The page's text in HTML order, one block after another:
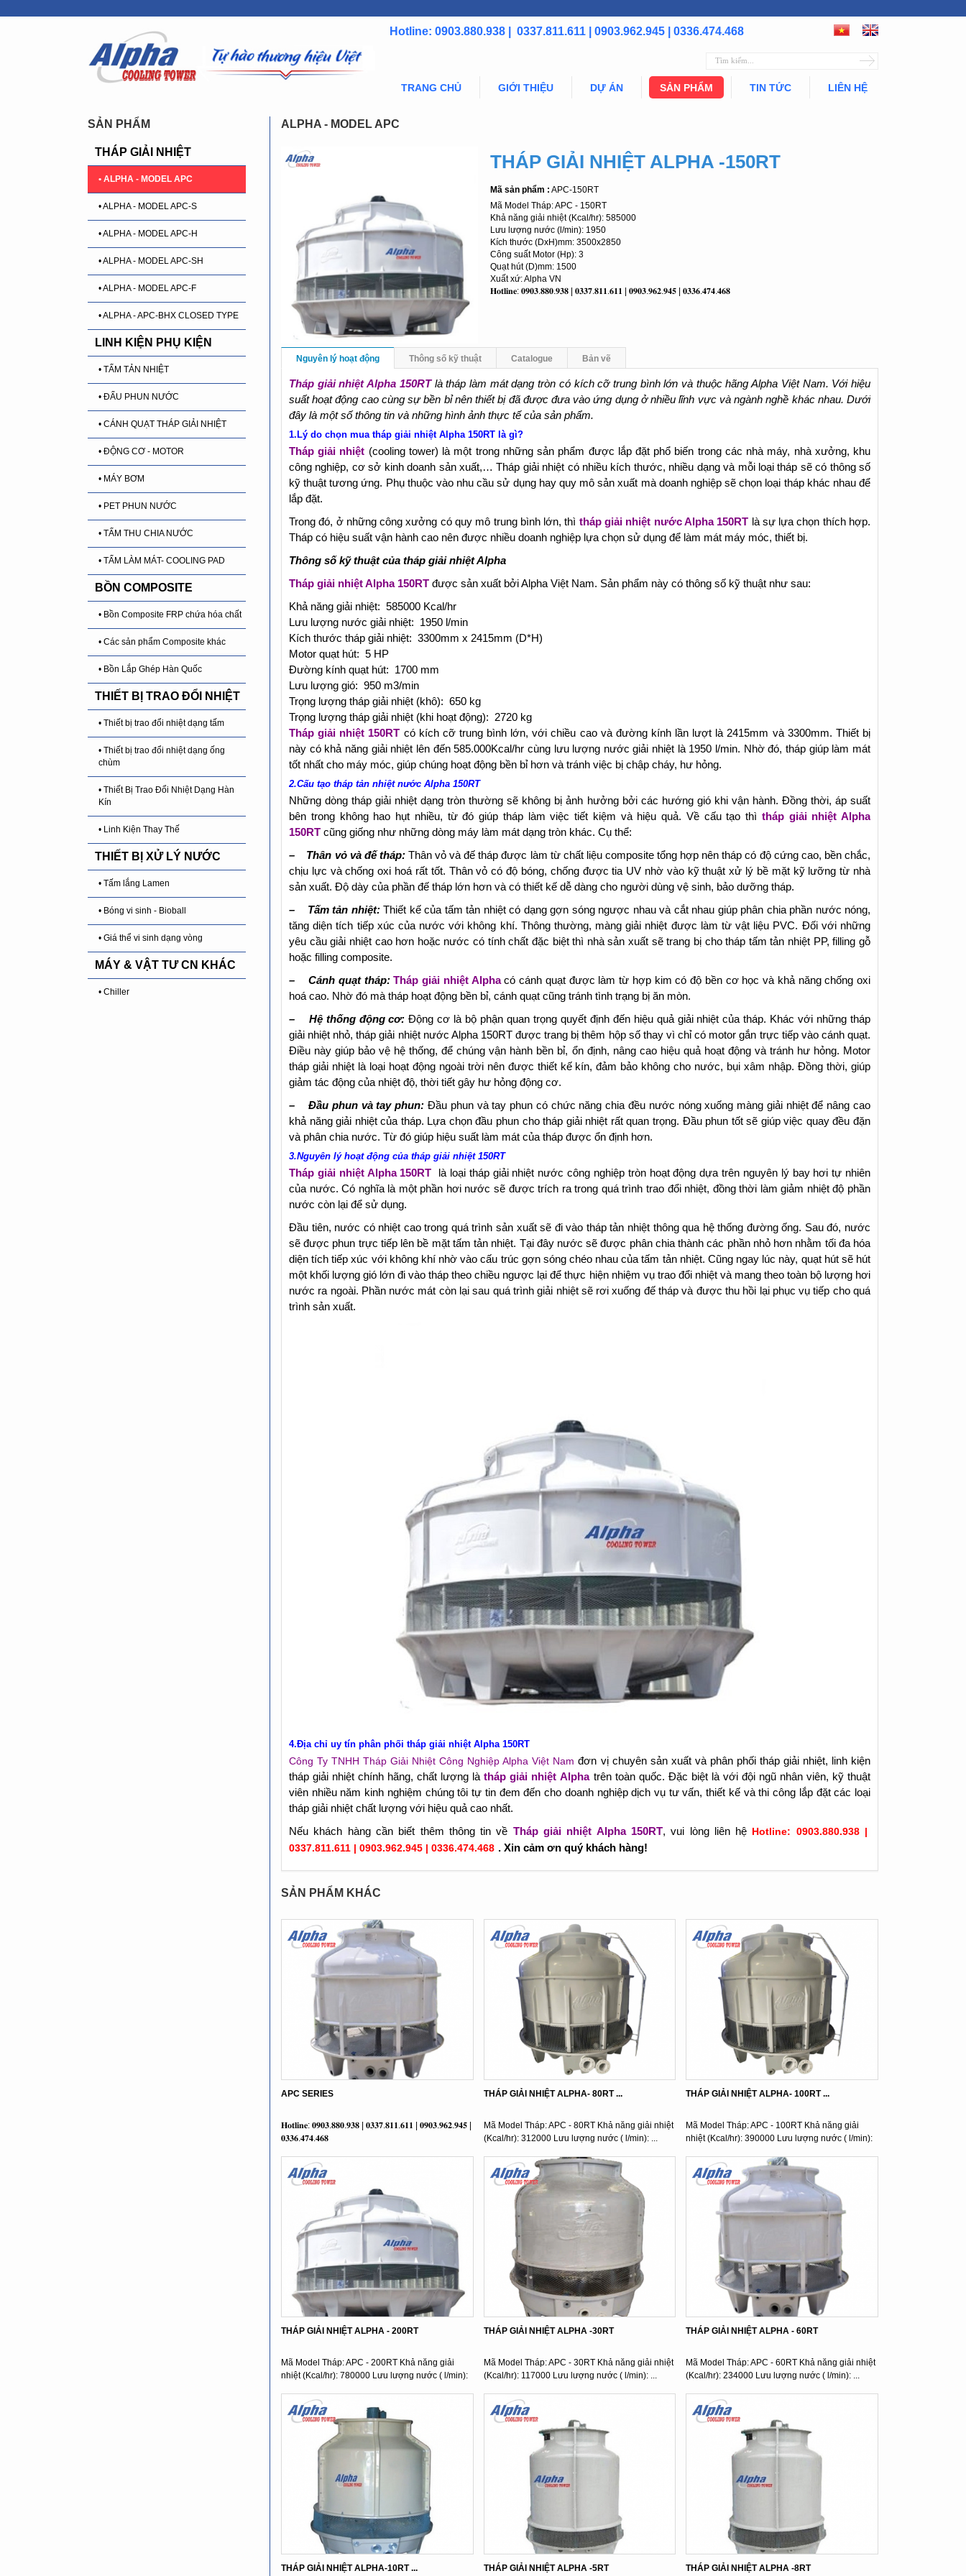
Hotline: 0903.880.938 | 0337.811.611 | 0903.962.945 | 0336.474.468
TRANG CHỦ GIỚI THIỆU DỰ ÁN SẢN PHẨM TIN TỨC LIÊN HỆ
ALPHA - MODEL APC
THÁP GIẢI NHIỆT ALPHA -150RT
Mã sản phẩm : APC-150RT
Mã Model Tháp: APC - 150RT
Khả năng giải nhiệt (Kcal/hr): 585000
Lưu lượng nước (l/min): 1950
Kích thước (DxH)mm: 3500x2850
Công suất Motor (Hp): 3
Quạt hút (D)mm: 1500
Xuất xứ: Alpha VN
𝐇𝐨𝐭𝐥𝐢𝐧𝐞: 𝟎𝟗𝟎𝟑.𝟖𝟖𝟎.𝟗𝟑𝟖 | 𝟎𝟑𝟑𝟕.𝟖𝟏𝟏.𝟔𝟏𝟏 | 𝟎𝟗𝟎𝟑.𝟗𝟔𝟐.𝟗𝟒𝟓 | 𝟎𝟑𝟑𝟔.𝟒𝟕𝟒.𝟒𝟔𝟖
Nguyên lý hoạt động Thông số kỹ thuật Catalogue Bản vẽ
Tháp giải nhiệt Alpha 150RTlà tháp làm mát dạng tròn có kích cỡ trung bình lớn và thuộc hãng Alpha Việt Nam. Với hiệu
suất hoạt động cao cùng sự bền bỉ nên thiết bị đã được đưa vào ứng dụng ở nhiều lĩnh vực và ngành nghề khác nhau. Dưới
đây là một số thông tin và những hình ảnh thực tế của sản phẩm.
1.Lý do chọn mua tháp giải nhiệt Alpha 150RT là gì?
Tháp giải nhiệt (cooling tower) là một trong những sản phẩm được lắp đặt phổ biến trong các nhà máy, nhà xưởng, khu
công nghiệp, cơ sở kinh doanh sản xuất,… Tháp giải nhiệt có nhiều kích thước, nhiều dạng và mỗi loại tháp sẽ có thông số
kỹ thuật tương ứng. Phụ thuộc vào nhu cầu sử dụng hay quy mô sản xuất mà doanh nghiệp sẽ chọn loại tháp khác nhau để
lắp đặt.
Trong đó, ở những công xưởng có quy mô trung bình lớn, thì tháp giải nhiệt nước Alpha 150RT là sự lựa chọn thích hợp.
Tháp có hiệu suất vận hành cao nên được nhiều doanh nghiệp lựa chọn sử dụng để làm mát máy móc, thiết bị.
Thông số kỹ thuật của tháp giải nhiệt Alpha
Tháp giải nhiệt Alpha 150RT được sản xuất bởi Alpha Việt Nam. Sản phẩm này có thông số kỹ thuật như sau:
Khả năng giải nhiệt: 585000 Kcal/hr
Lưu lượng nước giải nhiệt: 1950 l/min
Kích thước tháp giải nhiệt: 3300mm x 2415mm (D*H)
Motor quạt hút: 5 HP
Đường kính quạt hút: 1700 mm
Lưu lượng gió: 950 m3/min
Trọng lượng tháp giải nhiệt (khô): 650 kg
Trọng lượng tháp giải nhiệt (khi hoạt động): 2720 kg
Tháp giải nhiệt 150RT có kích cỡ trung bình lớn, với chiều cao và đường kính lần lượt là 2415mm và 3300mm. Thiết bị
này có khả năng giải nhiệt lên đến 585.000Kcal/hr cùng lưu lượng nước giải nhiệt là 1950 l/min. Nhờ đó, tháp giúp làm mát
tốt nhất cho máy móc, giúp chúng hoạt động bền bỉ hơn và tránh việc bị chập cháy, hư hỏng.​
2.Cấu tạo tháp tản nhiệt nước Alpha 150RT
Những dòng tháp giải nhiệt dạng tròn thường sẽ không bị ảnh hưởng bởi các hướng gió khi vận hành. Đồng thời, áp suất
bên trong không hao hụt nhiều, từ đó giúp tháp làm việc tiết kiệm và hiệu quả. Về cấu tạo thì tháp giải nhiệt Alpha
150RT cũng giống như những dòng máy làm mát dạng tròn khác. Cụ thể:
– Thân vỏ và đế tháp: Thân vỏ và đế tháp được làm từ chất liệu composite tổng hợp nên tháp có độ cứng cao, bền chắc,
chịu lực và chống oxi hoá rất tốt. Thân vỏ có độ bóng, chống được tia UV nhờ vào kỹ thuật xử lý bề mặt kỹ lưỡng từ nhà
sản xuất. Độ dày của phần đế tháp lớn hơn và có thiết kế dễ dàng cho người dùng vệ sinh, bảo dưỡng tháp.
– Tấm tản nhiệt:Thiết kế của tấm tản nhiệt có dạng gợn sóng ngược nhau và cắt nhau giúp phân chia phần nước nóng,
tăng diện tích tiếp xúc của nước với không khí. Thông thường, màng giải nhiệt được làm từ vật liệu PVC. Đối với những
yêu cầu giải nhiệt cao hơn hoặc nước có tính chất đặc biệt thì nhà sản xuất sẽ trang bị cho tháp tấm tản nhiệt PP, filling gỗ
hoặc filling composite.
– Cánh quạt tháp:Tháp giải nhiệt Alphacó cánh quạt được làm từ hợp kim có độ bền cơ học và khả năng chống oxi
hoá cao. Nhờ đó mà tháp hoạt động bền bỉ, cánh quạt cũng tránh tình trạng bị ăn mòn.
– Hệ thống động cơ:Động cơ là bộ phận quan trọng quyết định đến hiệu quả giải nhiệt của tháp. Khác với những tháp
giải nhiệt nhỏ, tháp giải nhiệt nước Alpha 150RT được trang bị thêm hộp số thay vì chỉ có motor gắn trực tiếp vào cánh quạt.
Điều này giúp bảo vệ hệ thống, để chúng vận hành bền bỉ, ổn định, nâng cao hiệu quả hoạt động và tránh hư hỏng. Motor
tháp giải nhiệt là loại hoạt động ngoài trời nên được thiết kế kín, đảm bảo không cho nước, bụi xâm nhập. Đồng thời, giúp
giảm tác động của nhiệt độ, thời tiết gây hư hỏng động cơ.
– Đầu phun và tay phun: Đầu phun và tay phun có chức năng chia đều nước nóng xuống màng giải nhiệt để nâng cao
khả năng giải nhiệt của tháp. Lựa chọn đầu phun cho tháp giải nhiệt rất quan trọng. Đầu phun tốt sẽ giúp việc quay đều đặn
và phân chia nước. Từ đó giúp hiệu suất làm mát của tháp được ổn định hơn.
3.Nguyên lý hoạt động của tháp giải nhiệt 150RT
Tháp giải nhiệt Alpha 150RT
là loại tháp giải nhiệt nước công nghiệp tròn hoạt động dựa trên nguyên lý bay hơi tự nhiên
của nước. Có nghĩa là một phần hơi nước sẽ được trích ra trong quá trình trao đổi nhiệt, đồng thời làm giảm nhiệt độ phần
nước còn lại để sử dụng.
Đầu tiên, nước có nhiệt cao trong quá trình sản xuất sẽ đi vào tháp tản nhiệt thông qua hệ thống đường ống. Sau đó, nước
sẽ được phun trực tiếp lên bề mặt tấm tản nhiệt. Tại đây nước sẽ được phân chia thành các phần nhỏ hơn nhằm tối đa hóa
diện tích tiếp xúc với không khí nhờ vào cấu trúc gợn sóng chéo nhau của tấm tản nhiệt. Cũng ngay lúc này, quạt hút sẽ hút
một khối lượng gió lớn đi vào tháp theo chiều ngược lại để thực hiện nhiệm vụ trao đổi nhiệt và mang theo toàn bộ lượng hơi
nước ra ngoài. Phần nước mát còn lại sau quá trình giải nhiệt sẽ rơi xuống đế tháp và được thu hồi lại phục vụ tiếp cho quá
trình sản xuất.
4.Địa chỉ uy tín phân phối tháp giải nhiệt Alpha 150RT
Công Ty TNHH Tháp Giải Nhiệt Công Nghiệp Alpha Việt Nam đơn vị chuyên sản xuất và phân phối tháp giải nhiệt, linh kiện
tháp giải nhiệt chính hãng, chất lượng làtháp giải nhiệt Alpha trên toàn quốc. Đặc biệt là với đội ngũ nhân viên, kỹ thuật
viên nhiều năm kinh nghiệm chúng tôi tự tin đem đến cho doanh nghiệp dịch vụ tư vấn, thiết kế và thi công lắp đặt các loại
tháp giải nhiệt chất lượng với hiệu quả cao nhất.
Nếu khách hàng cần biết thêm thông tin về Tháp giải nhiệt Alpha 150RT, vui lòng liên hệ Hotline: 0903.880.938 |
0337.811.611 | 0903.962.945 | 0336.474.468 . Xin cảm ơn quý khách hàng!
SẢN PHẨM KHÁC
APC SERIES
𝐇𝐨𝐭𝐥𝐢𝐧𝐞: 𝟎𝟗𝟎𝟑.𝟖𝟖𝟎.𝟗𝟑𝟖 | 𝟎𝟑𝟑𝟕.𝟖𝟏𝟏.𝟔𝟏𝟏 | 𝟎𝟗𝟎𝟑.𝟗𝟔𝟐.𝟗𝟒𝟓 |
𝟎𝟑𝟑𝟔.𝟒𝟕𝟒.𝟒𝟔𝟖
THÁP GIẢI NHIỆT ALPHA- 80RT ...
Mã Model Tháp: APC - 80RT Khả năng giải nhiệt
(Kcal/hr): 312000 Lưu lượng nước ( l/min): ...
THÁP GIẢI NHIỆT ALPHA- 100RT ...
Mã Model Tháp: APC - 100RT Khả năng giải
nhiệt (Kcal/hr): 390000 Lưu lượng nước ( l/min):
THÁP GIẢI NHIỆT ALPHA - 200RT
Mã Model Tháp: APC - 200RT Khả năng giải
nhiệt (Kcal/hr): 780000 Lưu lượng nước ( l/min):
THÁP GIẢI NHIỆT ALPHA -30RT
Mã Model Tháp: APC - 30RT Khả năng giải nhiệt
(Kcal/hr): 117000 Lưu lượng nước ( l/min): ...
THÁP GIẢI NHIỆT ALPHA - 60RT
Mã Model Tháp: APC - 60RT Khả năng giải nhiệt
(Kcal/hr): 234000 Lưu lượng nước ( l/min): ...
THÁP GIẢI NHIỆT ALPHA-10RT ... THÁP GIẢI NHIỆT ALPHA -5RT THÁP GIẢI NHIỆT ALPHA -8RT
SẢN PHẨM
THÁP GIẢI NHIỆT
• ALPHA - MODEL APC
• ALPHA - MODEL APC-S
• ALPHA - MODEL APC-H
• ALPHA - MODEL APC-SH
• ALPHA - MODEL APC-F
• ALPHA - APC-BHX CLOSED TYPE
LINH KIỆN PHỤ KIỆN
• TẤM TẢN NHIỆT
• ĐẤU PHUN NƯỚC
• CÁNH QUẠT THÁP GIẢI NHIỆT
• ĐỘNG CƠ - MOTOR
• MÁY BƠM
• PET PHUN NƯỚC
• TẤM THU CHIA NƯỚC
• TẤM LÀM MÁT- COOLING PAD
BỒN COMPOSITE
• Bồn Composite FRP chứa hóa chất
• Các sản phẩm Composite khác
• Bồn Lắp Ghép Hàn Quốc
THIẾT BỊ TRAO ĐỔI NHIỆT
• Thiết bị trao đổi nhiệt dạng tấm
• Thiết bị trao đổi nhiệt dạng ống
chùm
• Thiết Bị Trao Đổi Nhiệt Dạng Hàn
Kín
• Linh Kiện Thay Thế
THIẾT BỊ XỬ LÝ NƯỚC
• Tấm lắng Lamen
• Bóng vi sinh - Bioball
• Giá thể vi sinh dạng vòng
MÁY & VẬT TƯ CN KHÁC
• Chiller